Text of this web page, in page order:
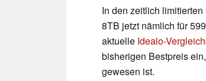
In den zeitlich limitierten
8TB jetzt nämlich für
aktuelle Idealo-
bisherigen Bestpreis
gewesen ist.